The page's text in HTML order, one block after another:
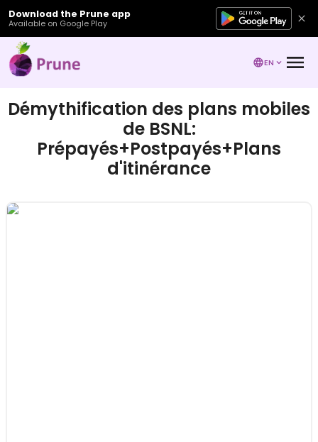
Download the Prune app
Available on Google Play
EN
Démythification des plans mobiles
de BSNL:
Prépayés+Postpayés+Plans
d'itinérance